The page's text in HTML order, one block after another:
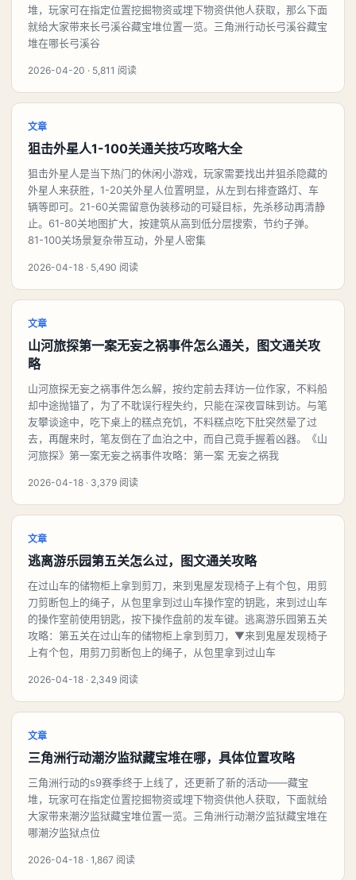
堆，玩家可在指定位置挖掘物资或埋下物资供他人获取，那么下面
就给大家带来长弓溪谷藏宝堆位置一览。三角洲行动长弓溪谷藏宝
堆在哪长弓溪谷
2026-04-20 · 5,811 阅读
文章
狙击外星人1-100关通关技巧攻略大全
狙击外星人是当下热门的休闲小游戏，玩家需要找出并狙杀隐藏的
外星人来获胜，1-20关外星人位置明显，从左到右排查路灯、车
辆等即可。21-60关需留意伪装移动的可疑目标，先杀移动再清静
止。61-80关地图扩大，按建筑从高到低分层搜索，节约子弹。
81-100关场景复杂带互动，外星人密集
2026-04-18 · 5,490 阅读
文章
山河旅探第一案无妄之祸事件怎么通关，图文通关攻
略
山河旅探无妄之祸事件怎么解，按约定前去拜访一位作家，不料船
却中途抛锚了，为了不耽误行程失约，只能在深夜冒昧到访。与笔
友攀谈途中，吃下桌上的糕点充饥，不料糕点吃下肚突然晕了过
去，再醒来时，笔友倒在了血泊之中，而自己竟手握着凶器。《山
河旅探》第一案无妄之祸事件攻略：第一案 无妄之祸我
2026-04-18 · 3,379 阅读
文章
逃离游乐园第五关怎么过，图文通关攻略
在过山车的储物柜上拿到剪刀，来到鬼屋发现椅子上有个包，用剪
刀剪断包上的绳子，从包里拿到过山车操作室的钥匙，来到过山车
的操作室前使用钥匙，按下操作盘前的发车键。逃离游乐园第五关
攻略：第五关在过山车的储物柜上拿到剪刀，▼来到鬼屋发现椅子
上有个包，用剪刀剪断包上的绳子，从包里拿到过山车
2026-04-18 · 2,349 阅读
文章
三角洲行动潮汐监狱藏宝堆在哪，具体位置攻略
三角洲行动的s9赛季终于上线了，还更新了新的活动——藏宝
堆，玩家可在指定位置挖掘物资或埋下物资供他人获取，下面就给
大家带来潮汐监狱藏宝堆位置一览。三角洲行动潮汐监狱藏宝堆在
哪潮汐监狱点位
2026-04-18 · 1,867 阅读